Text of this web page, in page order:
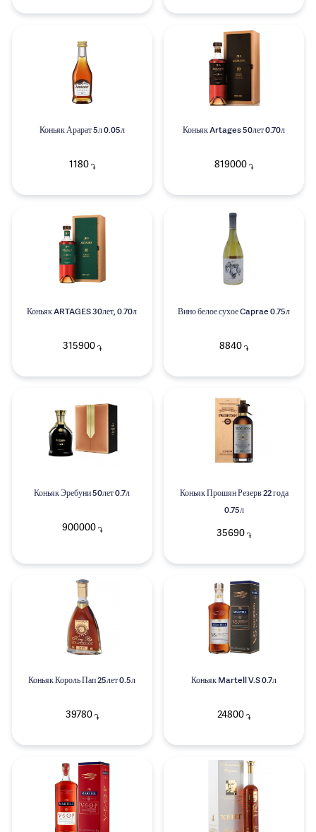
Коньяк Арарат 5л 0.05л
1180֏
Коньяк Artages 50лет 0.70л
819000 ֏
Коньяк ARTAGES 30лет, 0.70л
315900֏
Вино белое сухое Caprae 0.75л
8840 ֏
Коньяк Эребуни 50лет 0.7л
900000֏
Коньяк Прошян Резерв 22 года
0.75л
35690 ֏
Коньяк Король Пап 25лет 0.5л
39780֏
Коньяк Martell V.S 0.7л
24800 ֏